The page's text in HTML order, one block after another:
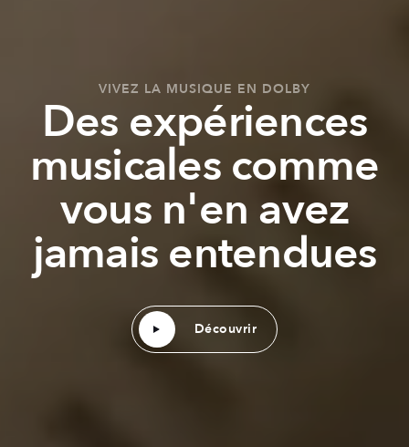
VIVEZ LA MUSIQUE EN DOLBY
Des expériences
musicales comme
vous n'en avez
jamais entendues
Découvrir